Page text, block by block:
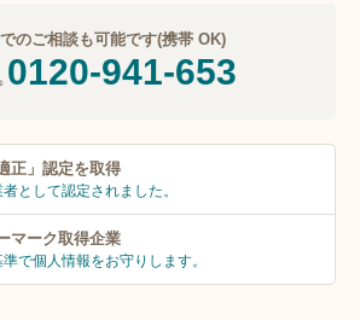
のご相談も可能です(携帯 OK)
0120-941-653
正」 認定を取得
者として認定されました。
マーク取得企業
準で個人情報をお守りします。